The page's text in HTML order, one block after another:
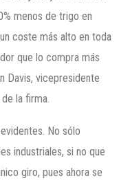
menos de trigo en
coste más alto en toda
que lo compra más
Davis, vicepresidente
la firma.
No sólo
industriales, si no que
giro, pues ahora se